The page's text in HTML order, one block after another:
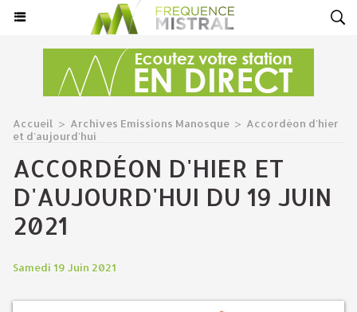
Accueil > Archives Emissions Manosque > Accordéon d'hier
et d'aujourd'hui
ACCORDÉON D'HIER ET
D'AUJOURD'HUI DU 19 JUIN
2021
Samedi 19 Juin 2021